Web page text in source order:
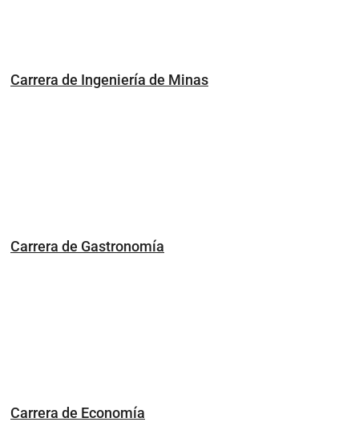
Carrera de Ingeniería de Minas
Carrera de Gastronomía
Carrera de Economía